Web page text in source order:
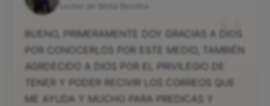
“
BUENO, PRIMERAMENTE DOY GRACIAS A DIOS
POR CONOCERLOS POR ESTE MEDIO, TAMBIÉN
AGRDECIDO A DIOS POR EL PRIVILEGIO DE
TENER Y PODER RECIVIR LOS CORREOS QUE
ME AYUDA Y MUCHO PARA PREDICAS Y